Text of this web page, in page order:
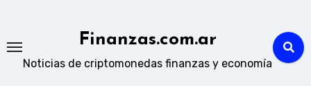
content
Finanzas.com.ar
Noticias de criptomonedas finanzas y economía